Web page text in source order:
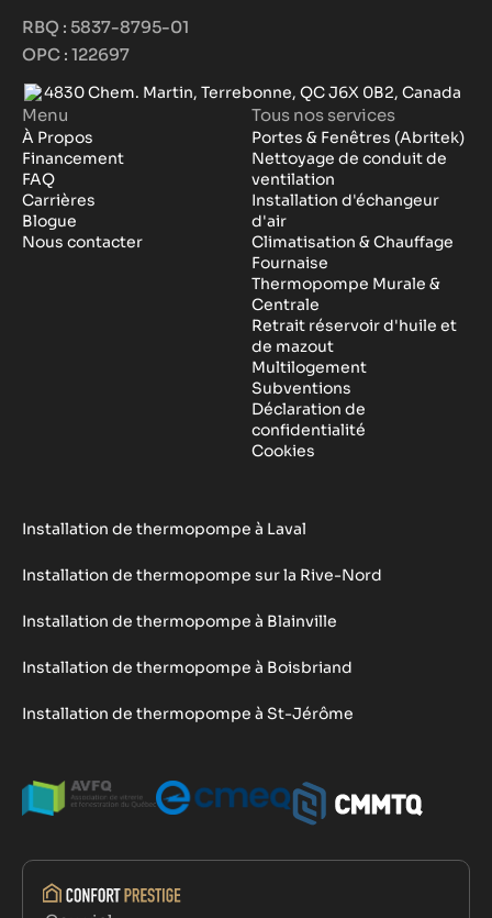
RBQ : 5837-8795-01
OPC : 122697
4830 Chem. Martin, Terrebonne, QC J6X 0B2, Canada
Menu
À Propos
Financement
FAQ
Carrières
Blogue
Nous contacter
Tous nos services
Portes & Fenêtres (Abritek)
Nettoyage de conduit de
ventilation
Installation d'échangeur
d'air
Climatisation & Chauffage
Fournaise
Thermopompe Murale &
Centrale
Retrait réservoir d'huile et
de mazout
Multilogement
Subventions
Déclaration de
confidentialité
Cookies
Installation de thermopompe à Laval
Installation de thermopompe sur la Rive-Nord
Installation de thermopompe à Blainville
Installation de thermopompe à Boisbriand
Installation de thermopompe à St-Jérôme